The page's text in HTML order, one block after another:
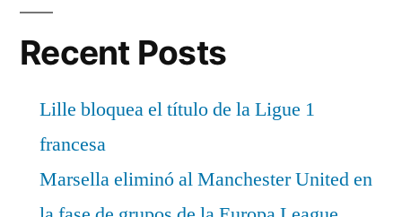
Recent Posts
Lille bloquea el título de la Ligue 1
francesa
Marsella eliminó al Manchester United en